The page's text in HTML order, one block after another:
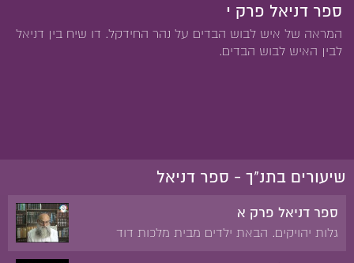
ספר דניאל פרק י
המראה של איש לבוש הבדים על נהר החידקל. דו שיח בין דניאל
לבין האיש לבוש הבדים.
שיעורים בתנ"ך - ספר דניאל
ספר דניאל פרק א
גלות יהויקים. הבאת ילדים מבית מלכות דוד